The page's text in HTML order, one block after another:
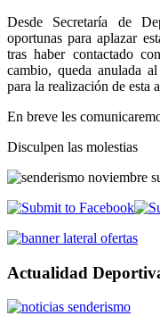
Desde Secretaría de
oportunas para aplazar
tras haber contactado
cambio, queda anulada
para la realización de esta
En breve les
Disculpen las molestias
Actualidad